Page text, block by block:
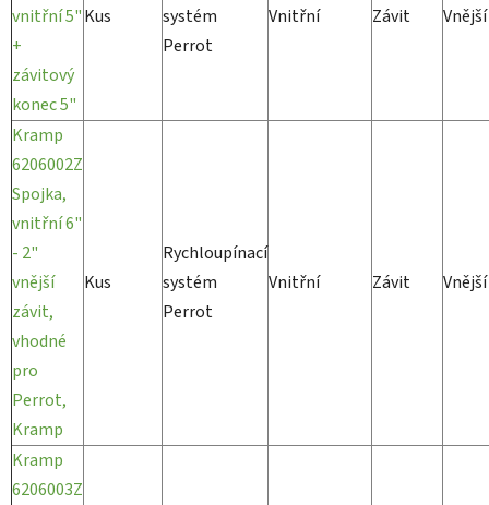
vnitřní 5"
+
závitový
konec 5"
Kus
systém
Perrot
Vnitřní Závit Vnější
Kramp
6206002Z
Spojka,
vnitřní 6"
- 2"
vnější
závit,
vhodné
pro
Perrot,
Kramp
Kus
Rychloupínací
systém
Perrot
Vnitřní Závit Vnější
Kramp
6206003Z